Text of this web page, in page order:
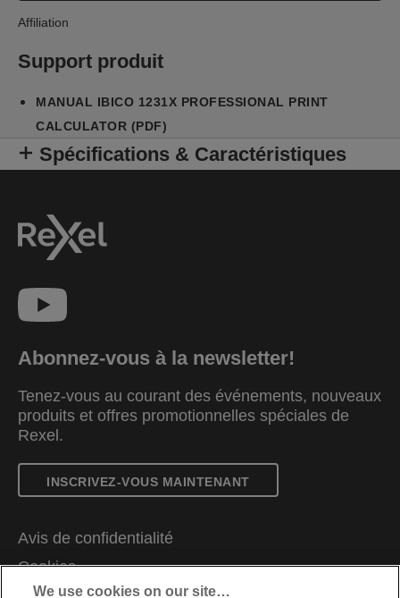
Affiliation
Support produit
MANUAL IBICO 1231X PROFESSIONAL PRINT
CALCULATOR (PDF)
Spécifications & Caractéristiques
Abonnez-vous à la newsletter!
Tenez-vous au courant des événements, nouveaux
produits et offres promotionnelles spéciales de
Rexel.
INSCRIVEZ-VOUS MAINTENANT
Avis de confidentialité
Cookies
We use cookies on our site…